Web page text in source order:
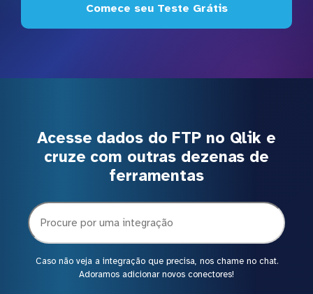
Comece seu Teste Grátis
Acesse dados do FTP no Qlik e
cruze com outras dezenas de
ferramentas
Caso não veja a integração que precisa, nos chame no chat.
Adoramos adicionar novos conectores!